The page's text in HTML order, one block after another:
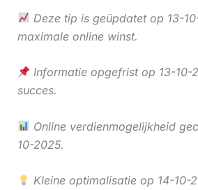
Deze tip is geüpdatet op 13-
maximale online winst.
Informatie opgefrist op 13-10-
succes.
Online verdienmogelijkheid
10-2025.
Kleine optimalisatie op 14-10-